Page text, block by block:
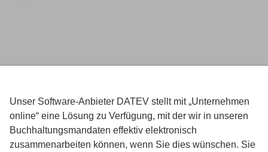
Unser Software-Anbieter DATEV stellt mit „Unternehmen
online“ eine Lösung zu Verfügung, mit der wir in unseren
Buchhaltungsmandaten effektiv elektronisch
zusammenarbeiten können, wenn Sie dies wünschen. Sie